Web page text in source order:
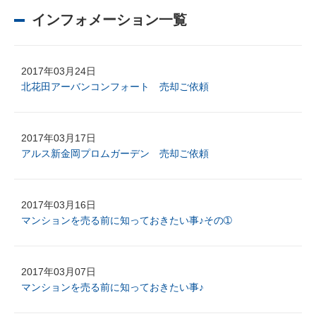
インフォメーション一覧
2017年03月24日
北花田アーバンコンフォート 売却ご依頼
2017年03月17日
アルス新金岡プロムガーデン 売却ご依頼
2017年03月16日
マンションを売る前に知っておきたい事♪その➀
2017年03月07日
マンションを売る前に知っておきたい事♪